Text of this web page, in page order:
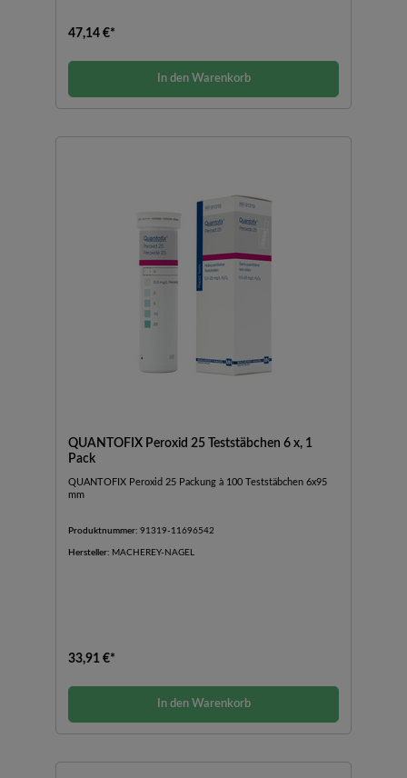
47,14 €*
In den Warenkorb
QUANTOFIX Peroxid 25 Teststäbchen 6 x, 1
Pack
QUANTOFIX Peroxid 25 Packung à 100 Teststäbchen 6x95
mm
Produktnummer: 91319-11696542
Hersteller: MACHEREY-NAGEL
33,91 €*
In den Warenkorb